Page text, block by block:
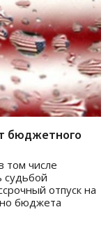
бюджетного
том числе
судьбой
отпуск на
бюджета